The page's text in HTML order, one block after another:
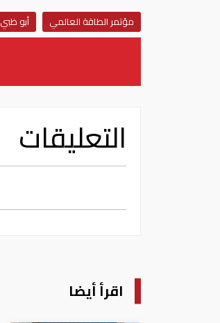
مؤتمر الطاقة العالمي أبو ظبي
التعليقات
اقرأ أيضا